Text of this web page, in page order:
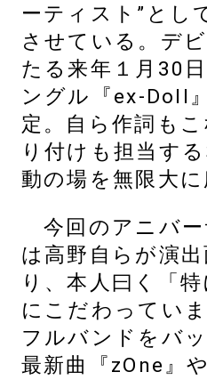
ーティスト”とし
させている。デ
たる来年１月30
ングル『ex-Doll
定。自ら作詞も
り付けも担当す
動の場を無限大に
今回のアニバー
は高野自らが演
り、本人曰く「
にこだわってい
フルバンドをバ
最新曲『zOne』